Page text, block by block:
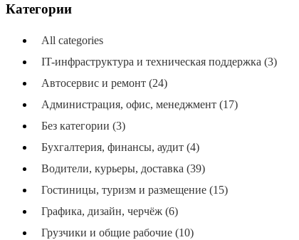
Категории
All categories
IT-инфраструктура и техническая поддержка (3)
Автосервис и ремонт (24)
Администрация, офис, менеджмент (17)
Без категории (3)
Бухгалтерия, финансы, аудит (4)
Водители, курьеры, доставка (39)
Гостиницы, туризм и размещение (15)
Графика, дизайн, черчёж (6)
Грузчики и общие рабочие (10)